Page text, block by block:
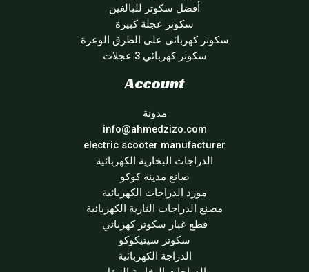
أفضل سكوتر للبالغين
سكوتر عجلة كبيرة
سكوتر كهربائي على الطرق الوعرة
سكوتر كهربائي 3 عجلات
Account
مدونة
info@ahmedzizo.com
electric scooter manufacturer
الدراجات البخارية الكهربائية
صانع مدينة كوكو
مورد الدراجات الكهربائية
مصنع الدراجات النارية الكهربائية
قطع غيار سكوتر كهربائي
سكوتر سيتيكوكو
الدراجة الكهربائية